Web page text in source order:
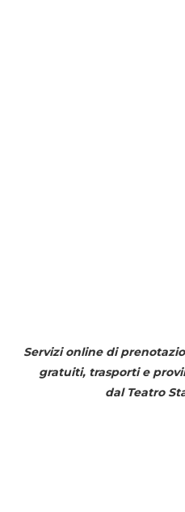
Servizi online di
gratuiti, trasporti e
dal Teatro